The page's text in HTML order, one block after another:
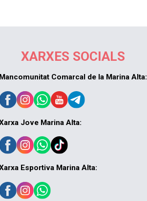
XARXES SOCIALS
Mancomunitat Comarcal de la Marina Alta:
Jove Marina Alta:
Esportiva Marina Alta: